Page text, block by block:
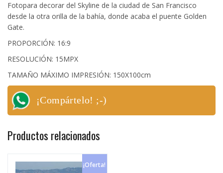
Fotopara decorar del Skyline de la ciudad de San Francisco
desde la otra orilla de la bahía, donde acaba el puente Golden
Gate.
PROPORCIÓN: 16:9
RESOLUCIÓN: 15MPX
TAMAÑO MÁXIMO IMPRESIÓN: 150X100cm
¡Compártelo! ;-)
Productos relacionados
¡Oferta!